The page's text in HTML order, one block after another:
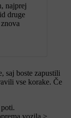
najprej
druge
saj boste zapustili
vse korake. Če
vozila >